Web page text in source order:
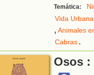
Temática:
Vida Urbana
, Animales
Cabras.
Osos